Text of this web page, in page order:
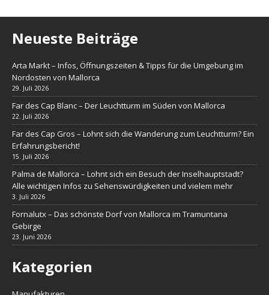
Neueste Beiträge
Arta Markt – Infos, Öffnungszeiten & Tipps für die Umgebung im
Nordosten von Mallorca
29. Juli 2026
Far des Cap Blanc – Der Leuchtturm im Süden von Mallorca
22. Juli 2026
Far des Cap Gros – Lohnt sich die Wanderung zum Leuchtturm? Ein
Erfahrungsbericht!
15. Juli 2026
Palma de Mallorca – Lohnt sich ein Besuch der Inselhauptstadt?
Alle wichtigen Infos zu Sehenswürdigkeiten und vielem mehr
3. Juli 2026
Fornalutx – Das schönste Dorf von Mallorca im Tramuntana
Gebirge
23. Juni 2026
Kategorien